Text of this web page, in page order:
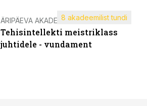
ÄRIPÄEVA AKADEEMIA
Tehisintellekti meistriklass
juhtidele - vundament
8 akadeemilist tundi